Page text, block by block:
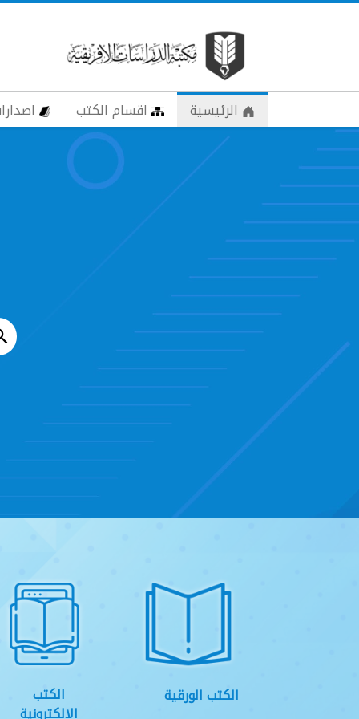
الرئيسية اقسام الكتب
الكتب الورقية الكتب
الالكترونية